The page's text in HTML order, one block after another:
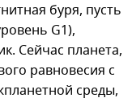
буря, пусть
G1),
Сейчас планета,
равновесия с
среды,